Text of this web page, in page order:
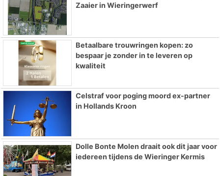
Zaaier in Wieringerwerf
Betaalbare trouwringen kopen: zo
bespaar je zonder in te leveren op
kwaliteit
Celstraf voor poging moord ex-partner
in Hollands Kroon
Dolle Bonte Molen draait ook dit jaar voor
iedereen tijdens de Wieringer Kermis